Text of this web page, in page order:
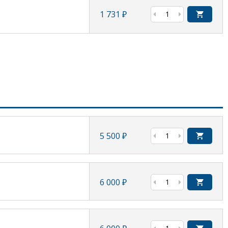
1 731 ₽
5 500 ₽
6 000 ₽